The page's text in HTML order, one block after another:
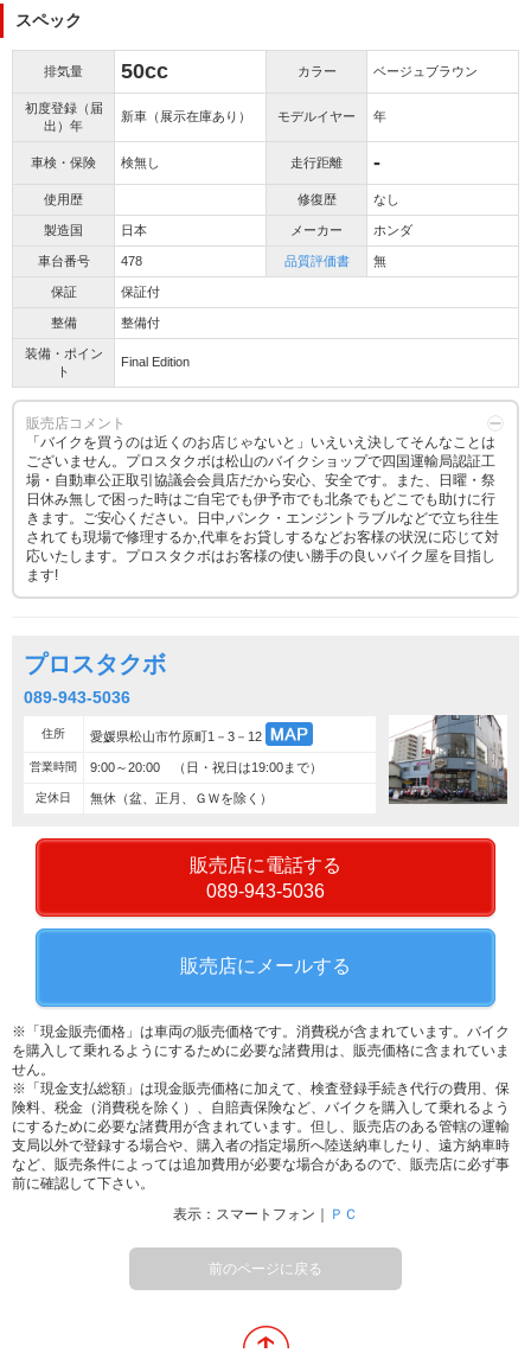
スペック
排気量 50cc カラー ベージュブラウン
初度登録（届
出）年
新車（展示在庫あり） モデルイヤー 年
車検・保険 検無し 走行距離 -
使用歴 修復歴 なし
製造国 日本 メーカー ホンダ
車台番号 478 品質評価書 無
保証 保証付
整備 整備付
装備・ポイン
ト
Final Edition
販売店コメント
「バイクを買うのは近くのお店じゃないと」いえいえ決してそんなことは
ございません。プロスタクボは松山のバイクショップで四国運輸局認証工
場・自動車公正取引協議会会員店だから安心、安全です。また、日曜・祭
日休み無しで困った時はご自宅でも伊予市でも北条でもどこでも助けに行
きます。ご安心ください。日中,パンク・エンジントラブルなどで立ち往生
されても現場で修理するか,代車をお貸しするなどお客様の状況に応じて対
応いたします。プロスタクボはお客様の使い勝手の良いバイク屋を目指し
ます!
プロスタクボ
089-943-5036
住所 愛媛県松山市竹原町1－3－12
営業時間 9:00～20:00 （日・祝日は19:00まで）
定休日 無休（盆、正月、ＧＷを除く）
販売店に電話する
089-943-5036
販売店にメールする
※「現金販売価格」は車両の販売価格です。消費税が含まれています。バイク
を購入して乗れるようにするために必要な諸費用は、販売価格に含まれていま
せん。
※「現金支払総額」は現金販売価格に加えて、検査登録手続き代行の費用、保
険料、税金（消費税を除く）、自賠責保険など、バイクを購入して乗れるよう
にするために必要な諸費用が含まれています。但し、販売店のある管轄の運輸
支局以外で登録する場合や、購入者の指定場所へ陸送納車したり、遠方納車時
など、販売条件によっては追加費用が必要な場合があるので、販売店に必ず事
前に確認して下さい。
表示：スマートフォン｜
ＰＣ
前のページに戻る